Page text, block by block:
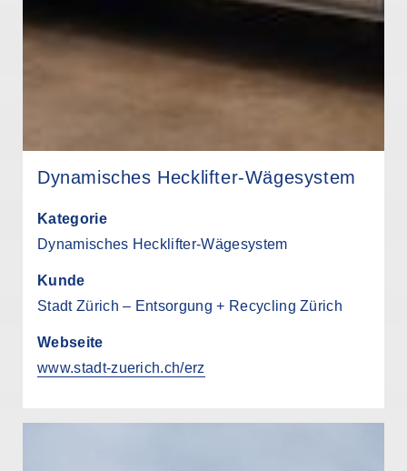
Dynamisches Hecklifter-Wägesystem
Kategorie
Dynamisches Hecklifter-Wägesystem
Kunde
Stadt Zürich – Entsorgung + Recycling Zürich
Webseite
www.stadt-zuerich.ch/erz